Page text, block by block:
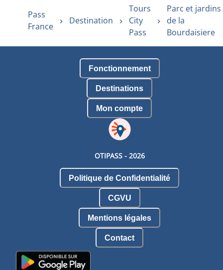
Pass
France
Destination
Tours
City
Pass
Parc et jardins
de la
Bourdaisiere
Fonctionnement
Destinations
Mon compte
OTIPASS - 2026
Politique de Confidentialité
CGVU
Mentions légales
Contact